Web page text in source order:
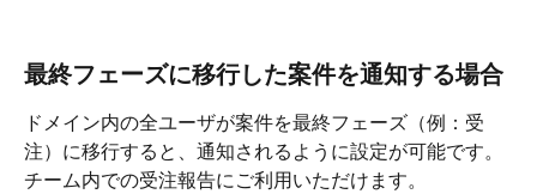
最終フェーズに移行した案件を通知する場合
ドメイン内の全ユーザが案件を最終フェーズ（例：受
注）に移行すると、通知されるように設定が可能です。
チーム内での受注報告にご利用いただけます。